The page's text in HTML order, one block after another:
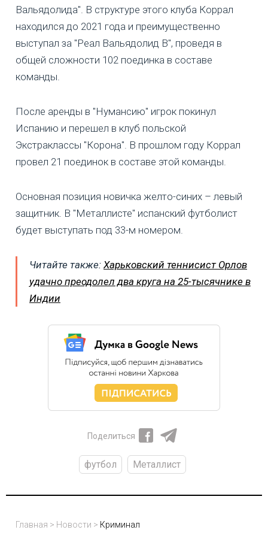
Вальядолида". В структуре этого клуба Коррал
находился до 2021 года и преимущественно
выступал за "Реал Вальядолид B", проведя в
общей сложности 102 поединка в составе
команды.
После аренды в "Нумансию" игрок покинул
Испанию и перешел в клуб польской
Экстраклассы "Корона". В прошлом году Коррал
провел 21 поединок в составе этой команды.
Основная позиция новичка желто-синих – левый
защитник. В "Металлисте" испанский футболист
будет выступать под 33-м номером.
Читайте также: Харьковский теннисист Орлов
удачно преодолел два круга на 25-тысячнике в
Индии
Поделиться
футбол Металлист
Главная > Новости > Криминал